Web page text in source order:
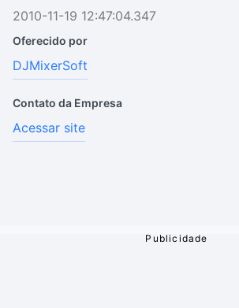
2010-11-19 12:47:04.347
Oferecido por
DJMixerSoft
Contato da Empresa
Acessar site